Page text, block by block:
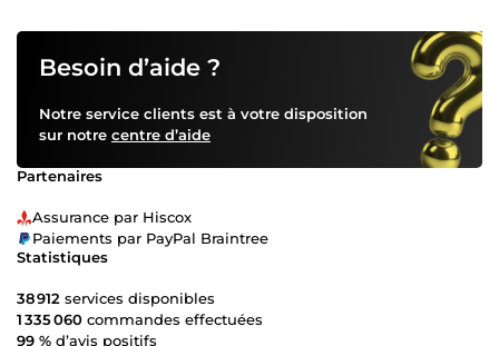
Besoin d’aide ?
Notre service clients est à votre disposition
sur notre centre d’aide
Partenaires
Assurance par Hiscox
Paiements par PayPal Braintree
Statistiques
38 912 services disponibles
1 335 060 commandes effectuées
99 % d’avis positifs